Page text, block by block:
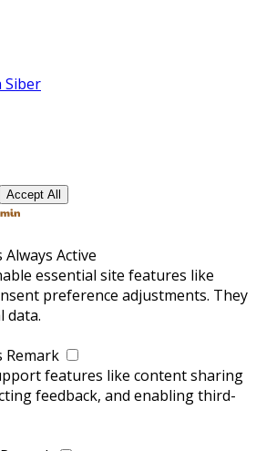
Siber
Accept All
Always Active
essential site features like
preference adjustments. They
data.
Remark
features like content sharing
feedback, and enabling third-